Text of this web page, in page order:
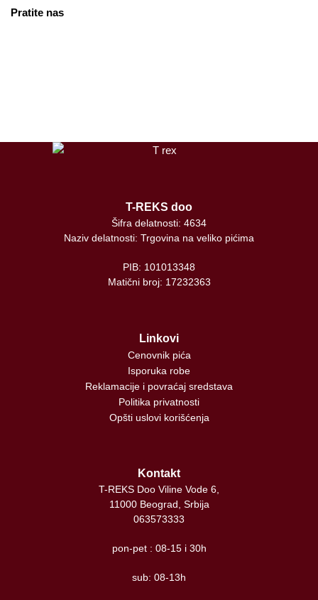
Pratite nas
T-REKS doo
Šifra delatnosti: 4634
Naziv delatnosti: Trgovina na veliko pićima
PIB: 101013348
Matični broj: 17232363
Linkovi
Cenovnik pića
Isporuka robe
Reklamacije i povraćaj sredstava
Politika privatnosti
Opšti uslovi korišćenja
Kontakt
T-REKS Doo Viline Vode 6,
11000 Beograd, Srbija
063573333
pon-pet : 08-15 i 30h
sub: 08-13h